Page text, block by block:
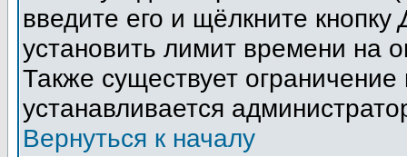
введите его и щёлкните кнопку
установить лимит времени на
Также существует
устанавливается
Вернуться к началу